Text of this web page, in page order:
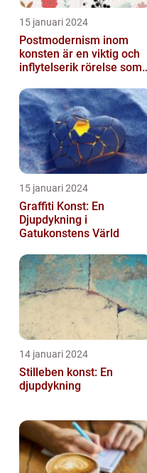
15 januari 2024
Postmodernism inom
konsten är en viktig och
inflytelserik rörelse som
normer o...
15 januari 2024
Graffiti Konst: En
Djupdykning i
Gatukonstens Värld
14 januari 2024
Stilleben konst: En
djupdykning